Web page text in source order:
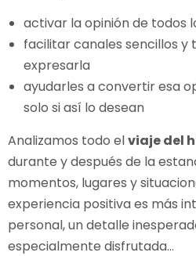
activar la opinión de todos
facilitar canales sencillos
expresarla
ayudarles a convertir esa
solo si así lo desean
Analizamos todo elviaje del
durante y después de la
momentos, lugares y
experiencia positiva es más
personal, un detalle
especialmente disfrutada…